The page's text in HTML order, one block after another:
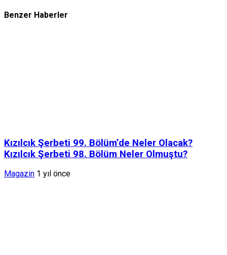
Benzer Haberler
Kızılcık Şerbeti 99. Bölüm’de Neler Olacak?
Kızılcık Şerbeti 98. Bölüm Neler Olmuştu?
Magazin 1 yıl önce